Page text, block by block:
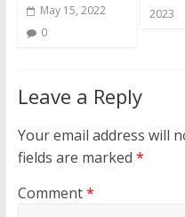
May 15, 2022
0
2023
Leave a Reply
Your email address will
fields are marked *
Comment*